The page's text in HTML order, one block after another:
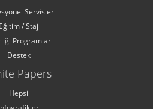
Servisler
Eğitim / Staj
Programları
Destek
Papers
Hepsi